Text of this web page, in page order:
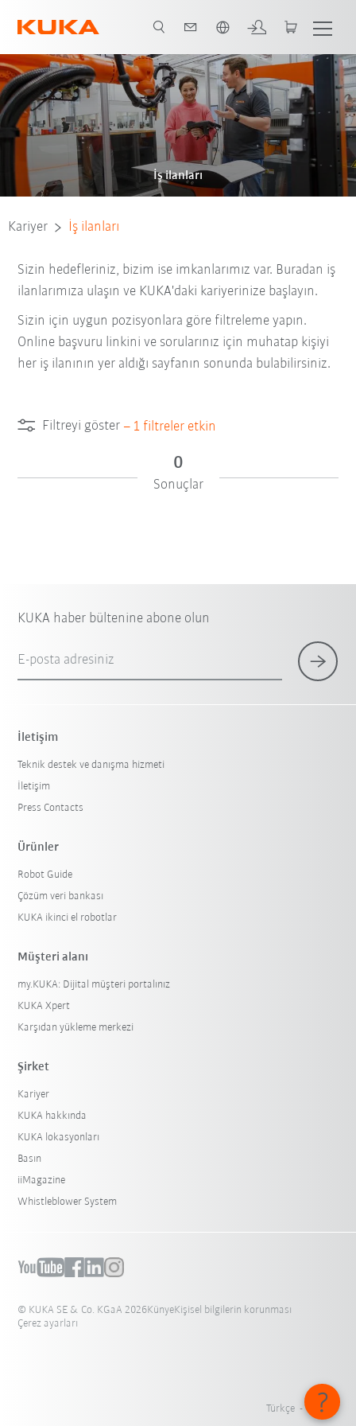
İş ilanları
Kariyer İş ilanları
Sizin hedefleriniz, bizim ise imkanlarımız var. Buradan iş
ilanlarımıza ulaşın ve KUKA'daki kariyerinize başlayın.
Sizin için uygun pozisyonlara göre filtreleme yapın.
Online başvuru linkini ve sorularınız için muhatap kişiyi
her iş ilanının yer aldığı sayfanın sonunda bulabilirsiniz.
Filtreyi göster – 1 filtreler etkin
Filtreyi sıfırla
0
Sonuçlar
KUKA haber bültenine abone olun
E-posta adresiniz
İletişim
Teknik destek ve danışma hizmeti
İletişim
Press Contacts
Ürünler
Robot Guide
Çözüm veri bankası
KUKA ikinci el robotlar
Müşteri alanı
my.KUKA: Dijital müşteri portalınız
KUKA Xpert
Karşıdan yükleme merkezi
Şirket
Kariyer
KUKA hakkında
KUKA lokasyonları
Basın
iiMagazine
Whistleblower System
© KUKA SE & Co. KGaA 2026KünyeKişisel bilgilerin korunması
Çerez ayarları
Türkçe - Türkiye